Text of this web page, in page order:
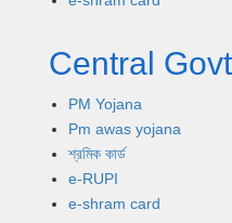
Central
PM Yojana
Pm awas yojana
শ্রমিক কার্ড
e-RUPI
e-shram card